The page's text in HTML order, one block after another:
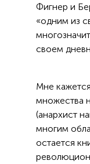
Фигнер и
«одним из
своем
Мне
множества
(анархист
многим
остается